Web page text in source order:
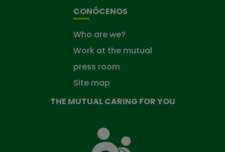
CONÓCENOS
Who are we?
Work at the mutual
press room
Site map
THE MUTUAL CARING FOR YOU
Mutual
Fund